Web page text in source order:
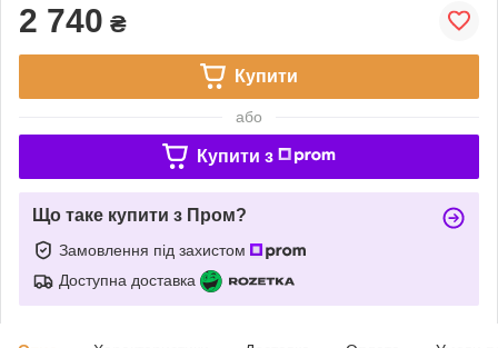
2 740 ₴
Купити
або
Купити з
Що таке купити з Пром?
Замовлення під захистом
Доступна доставка